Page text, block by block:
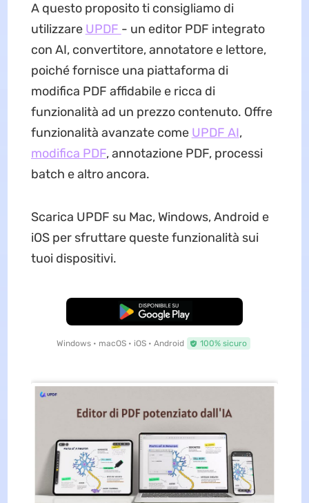
A questo proposito ti consigliamo di
utilizzare UPDF - un editor PDF integrato
con AI, convertitore, annotatore e lettore,
poiché fornisce una piattaforma di
modifica PDF affidabile e ricca di
funzionalità ad un prezzo contenuto. Offre
funzionalità avanzate come UPDF AI,
modifica PDF, annotazione PDF, processi
batch e altro ancora.
Scarica UPDF su Mac, Windows, Android e
iOS per sfruttare queste funzionalità sui
tuoi dispositivi.
Download Gratis
Windows • macOS • iOS • Android 100% sicuro